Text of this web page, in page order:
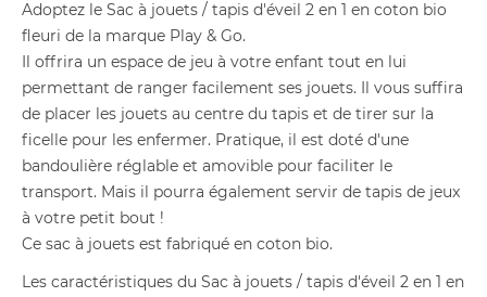
Adoptez le Sac à jouets / tapis d'éveil 2 en 1 en coton bio
fleuri de la marque Play & Go.
Il offrira un espace de jeu à votre enfant tout en lui
permettant de ranger facilement ses jouets. Il vous suffira
de placer les jouets au centre du tapis et de tirer sur la
ficelle pour les enfermer. Pratique, il est doté d'une
bandoulière réglable et amovible pour faciliter le
transport. Mais il pourra également servir de tapis de jeux
à votre petit bout !
Ce sac à jouets est fabriqué en coton bio.
Les caractéristiques du Sac à jouets / tapis d'éveil 2 en 1 en